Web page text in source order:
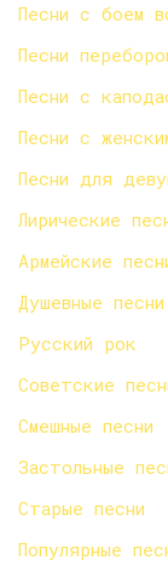
Песни с боем
Песни
Песни с
Песни с
Песни для
Лирические
Армейские
Душевные песни
Русский рок
Советские
Смешные песни
Застольные
Старые песни
Популярные